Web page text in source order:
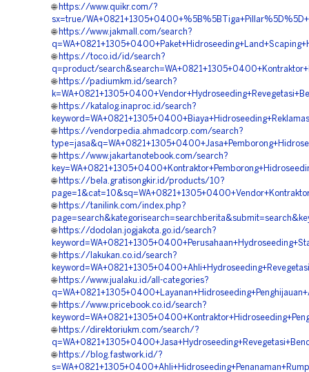
🌐 https://www.quikr.com/?
sx=true/
🌐 https://www.jakmall.com/search?
🌐 https://toco.id/id/search?
q=product/
🌐 https://padiumkm.id/search?
🌐 https://katalog.inaproc.id/search?
🌐 https://vendorpedia.ahmadcorp.com/search?
🌐 https://www.jakartanotebook.com/search?
🌐 https://bela.gratisongkir.id/products/10?
🌐 https://tanilink.com/index.php?
🌐 https://dodolan.jogjakota.go.id/search?
🌐 https://lakukan.co.id/search?
🌐 https://www.jualaku.id/all-categories?
🌐 https://www.pricebook.co.id/search?
🌐 https://direktoriukm.com/search/?
🌐 https://blog.fastwork.id/?